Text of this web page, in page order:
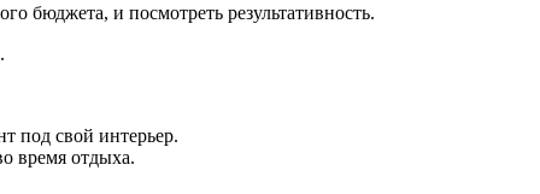
бюджета, и посмотреть результативность.
под свой интерьер.
время отдыха.